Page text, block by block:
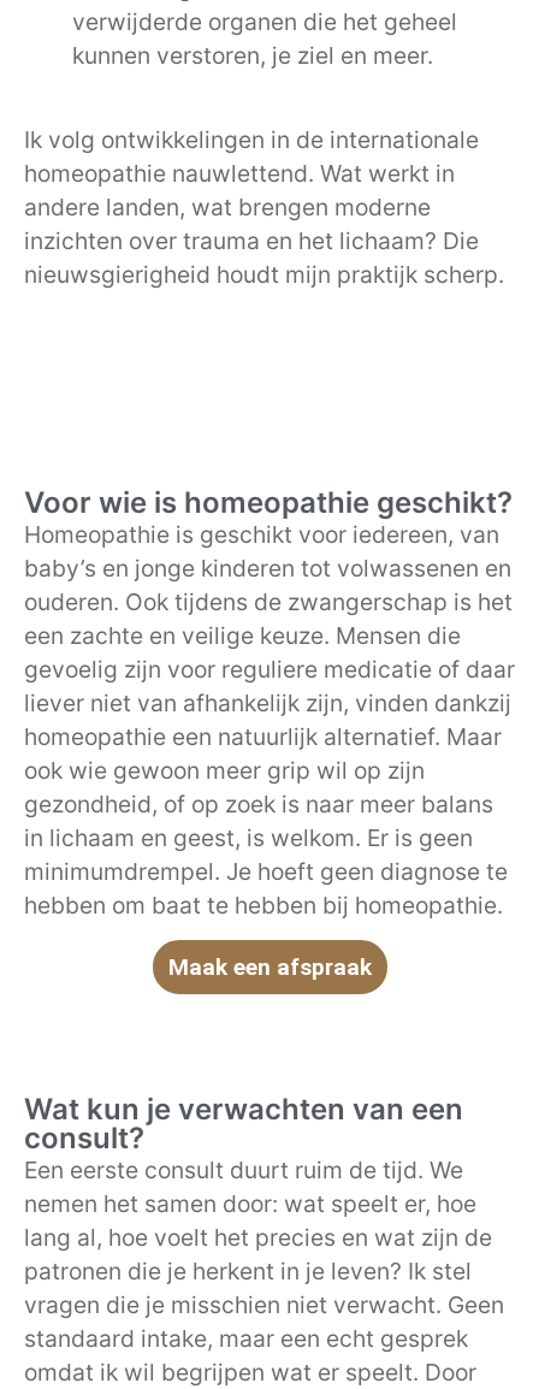
verwijderde organen die het geheel
kunnen verstoren, je ziel en meer.
Ik volg ontwikkelingen in de internationale
homeopathie nauwlettend. Wat werkt in
andere landen, wat brengen moderne
inzichten over trauma en het lichaam? Die
nieuwsgierigheid houdt mijn praktijk scherp.
Voor wie is homeopathie geschikt?
Homeopathie is geschikt voor iedereen, van
baby’s en jonge kinderen tot volwassenen en
ouderen. Ook tijdens de zwangerschap is het
een zachte en veilige keuze. Mensen die
gevoelig zijn voor reguliere medicatie of daar
liever niet van afhankelijk zijn, vinden dankzij
homeopathie een natuurlijk alternatief. Maar
ook wie gewoon meer grip wil op zijn
gezondheid, of op zoek is naar meer balans
in lichaam en geest, is welkom. Er is geen
minimumdrempel. Je hoeft geen diagnose te
hebben om baat te hebben bij homeopathie.
Maak een afspraak
Wat kun je verwachten van een
consult?
Een eerste consult duurt ruim de tijd. We
nemen het samen door: wat speelt er, hoe
lang al, hoe voelt het precies en wat zijn de
patronen die je herkent in je leven? Ik stel
vragen die je misschien niet verwacht. Geen
standaard intake, maar een echt gesprek
omdat ik wil begrijpen wat er speelt. Door